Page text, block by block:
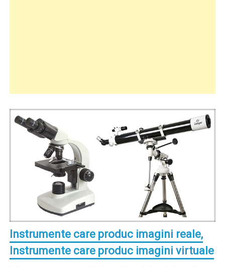
Instrumente care produc imagini reale,
Instrumente care produc imagini virtuale